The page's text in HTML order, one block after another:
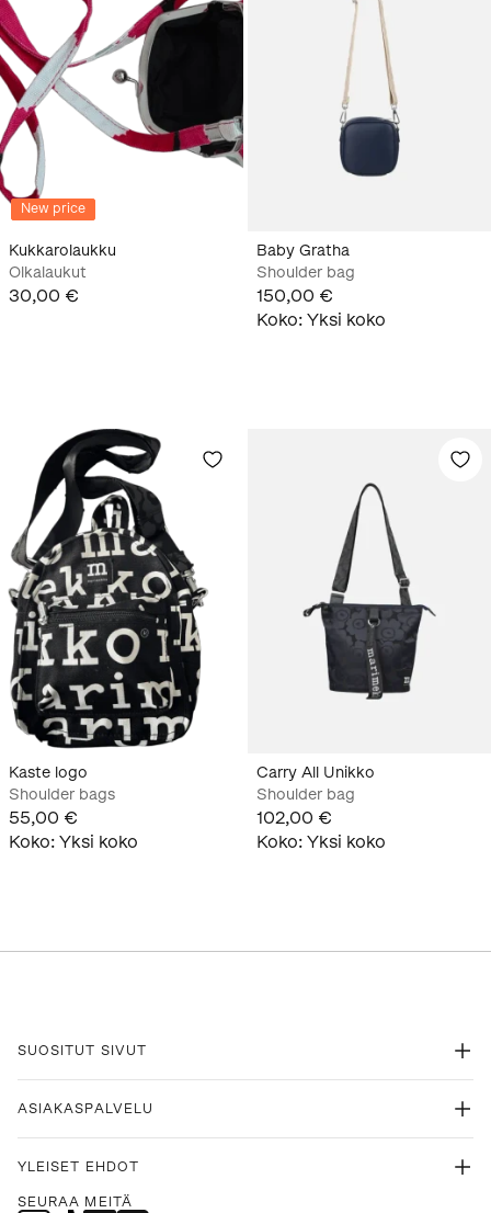
New price
Kukkarolaukku
Olkalaukut
30,00 €
Baby Gratha
Shoulder bag
150,00 €
Koko: Yksi koko
Kaste logo
Shoulder bags
55,00 €
Koko: Yksi koko
Carry All Unikko
Shoulder bag
102,00 €
Koko: Yksi koko
SUOSITUT SIVUT
ASIAKASPALVELU
YLEISET EHDOT
SEURAA MEITÄ